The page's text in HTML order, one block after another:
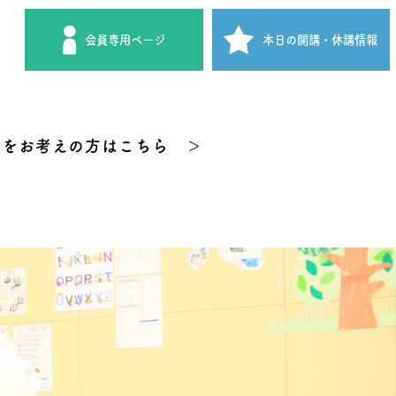
会員専用ページ 本日の開講 ・休講情報
お考えの方はこちら ＞